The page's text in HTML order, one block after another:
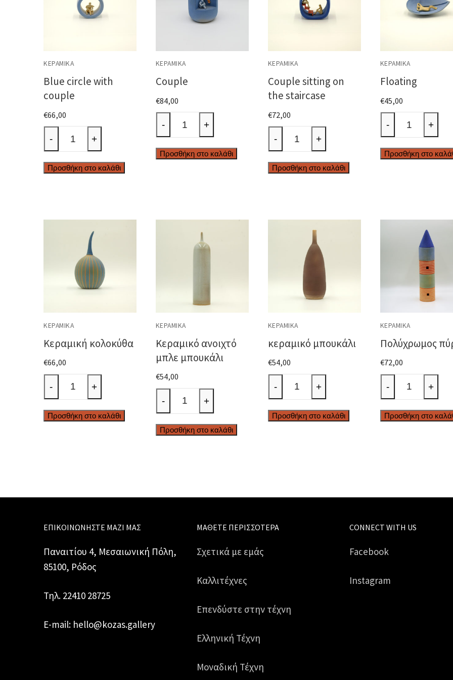
ΚΕΡΑΜΙΚΆ
Blue circle with
couple
€66,00
circle
with
- +
Προσθήκη στο καλάθι
ΚΕΡΑΜΙΚΆ
Couple
€84,00
ποσότητα
- +
Προσθήκη στο καλάθι
ΚΕΡΑΜΙΚΆ
Couple sitting on
the staircase
€72,00
sitting
on
- +
Προσθήκη στο καλάθι
ΚΕΡΑΜΙΚΆ
Floating
€45,00
Floating
ποσότητα
- +
Προσθήκη στο
ΚΕΡΑΜΙΚΆ
Κεραμική κολοκύθα
€66,00
Κεραμική
κολοκύθα
ποσότητα
- +
Προσθήκη στο καλάθι
ΚΕΡΑΜΙΚΆ
Κεραμικό ανοιχτό
μπλε μπουκάλι
€54,00
Κεραμικό
ανοιχτό
μπλε
- +
Προσθήκη στο καλάθι
ΚΕΡΑΜΙΚΆ
κεραμικό μπουκάλι
€54,00
κεραμικό
μπουκάλι
ποσότητα
- +
Προσθήκη στο καλάθι
ΚΕΡΑΜΙΚΆ
Πολύχρωμος
€72,00
Πολύχρωμος
πύργος
ποσότητα
- +
Προσθήκη στο
ΕΠΙΚΟΙΝΩΝΉΣΤΕ ΜΑΖΊ ΜΑΣ
Παναιτίου 4, Μεσαιωνική Πόλη,
85100, Ρόδος
Τηλ. 22410 28725
E-mail: hello@kozas.gallery
ΜΆΘΕΤΕ ΠΕΡΙΣΣΌΤΕΡΑ
Σχετικά με εμάς
Καλλιτέχνες
Επενδύστε στην τέχνη
Ελληνική Τέχνη
Μοναδική Τέχνη
CONNECT WITH US
Facebook
Instagram